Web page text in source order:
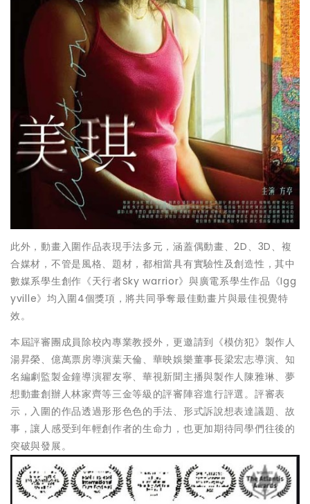
此外，動畫入圍作品表現手法多元，涵蓋偶動畫、2D、3D、複
合媒材，不管是風格、題材，都相當具有實驗性及創造性，其中
數媒系學生創作《天行者Sky warrior》與廣電系學生作品《Igg
yville》均入圍4個獎項，將共同爭奪最佳動畫片與最佳視覺特
效。
本屆評審團成員除校內專業教授外，更邀請到《模仿犯》製作人
湯昇榮、億萬票房導演葉天倫、華映娛樂董事長梁宏志導演、知
名編劇監製金鐘導演瞿友寧、華視新聞主播與製作人陳雅琳、夢
想動畫創辦人林家齊等三金等級的評審陣容進行評選。評審表
示，入圍的作品透過形形色色的手法、形式訴說想表達議題、故
事，讓人感受到年輕創作者的生命力，也更加期待同學們往後的
突破與發展。